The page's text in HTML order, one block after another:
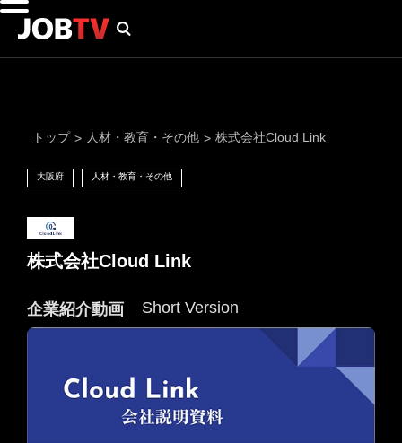
通知設定
トップ > 人材・教育・その他 > 株式会社Cloud Link
大阪府 人材・教育・その他
株式会社Cloud Link
企業紹介動画 Short Version
にはプロフィール画像のアップロードが必要です
会員登録する